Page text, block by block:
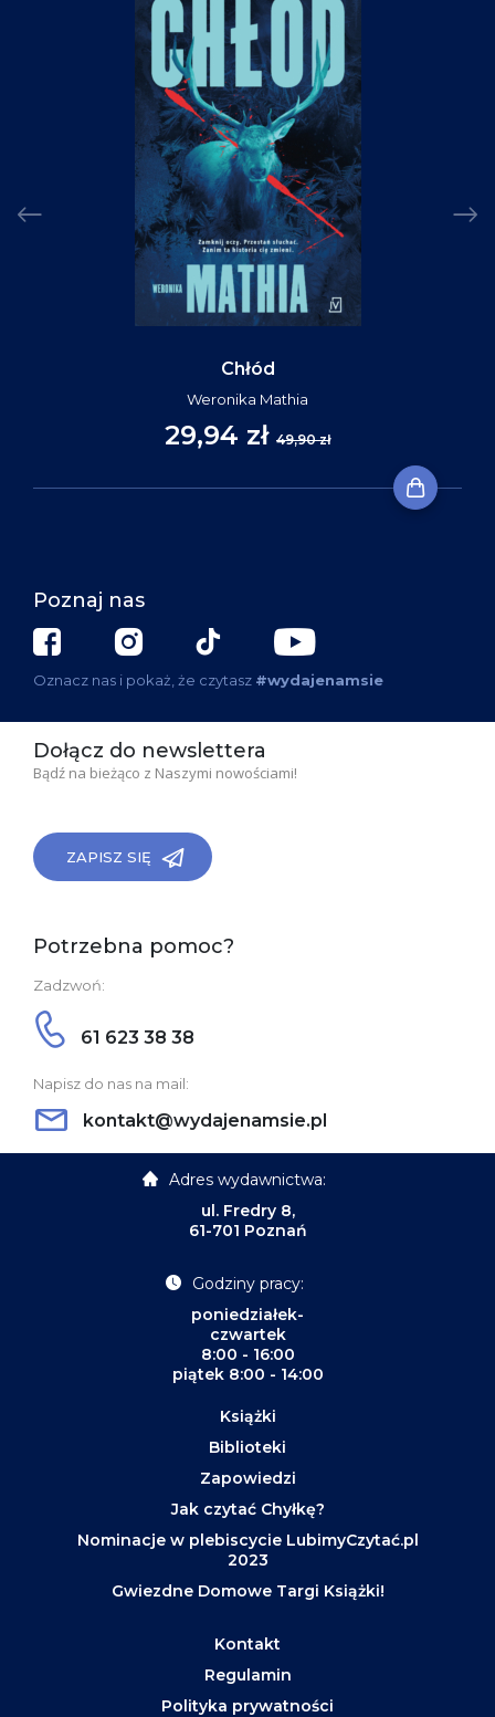
Chłód
Weronika Mathia
29,94 zł 49,90 zł
Poznaj nas
Oznacz nas i pokaż, że czytasz #wydajenamsie
Dołącz do newslettera
Bądź na bieżąco z Naszymi nowościami!
ZAPISZ SIĘ
Potrzebna pomoc?
Zadzwoń:
61 623 38 38
Napisz do nas na mail:
kontakt@wydajenamsie.pl
Adres wydawnictwa:
ul. Fredry 8,
61-701 Poznań
Godziny pracy:
poniedziałek-
czwartek
8:00 - 16:00
piątek 8:00 - 14:00
Książki
Biblioteki
Zapowiedzi
Jak czytać Chyłkę?
Nominacje w plebiscycie LubimyCzytać.pl
2023
Gwiezdne Domowe Targi Książki!
Kontakt
Regulamin
Polityka prywatności